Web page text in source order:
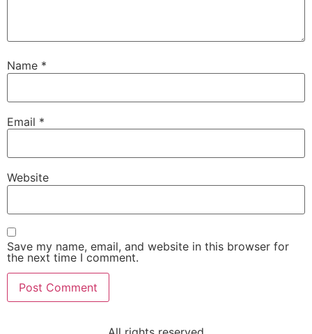
Name *
Email *
Website
Save my name, email, and website in this browser for
the next time I comment.